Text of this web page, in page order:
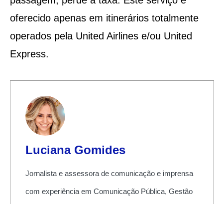
oferecido apenas em itinerários totalmente
operados pela United Airlines e/ou United
Express.
Luciana Gomides
Jornalista e assessora de comunicação e imprensa
com experiência em Comunicação Pública, Gestão